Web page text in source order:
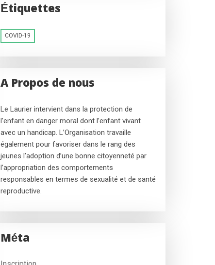
Étiquettes
COVID-19
A Propos de nous
Le Laurier intervient dans la protection de
l’enfant en danger moral dont l’enfant vivant
avec un handicap. L’Organisation travaille
également pour favoriser dans le rang des
jeunes l’adoption d’une bonne citoyenneté par
l’appropriation des comportements
responsables en termes de sexualité et de santé
reproductive.
Méta